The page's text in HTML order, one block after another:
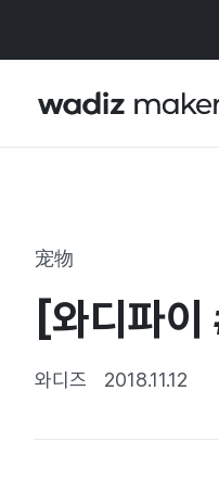
宠物
[와디파
와디즈 2018.11.12